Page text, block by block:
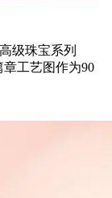
级珠宝系列
章工艺图作为90